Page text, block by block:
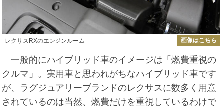
レクサスRXのエンジンルーム 画像はこちら
一般的にハイブリッド車のイメージは「燃費重視の
クルマ」。実用車と思われがちなハイブリッド車です
が、ラグジュアリーブランドのレクサスに数多く用意
されているのは当然、燃費だけを重視しているわけで